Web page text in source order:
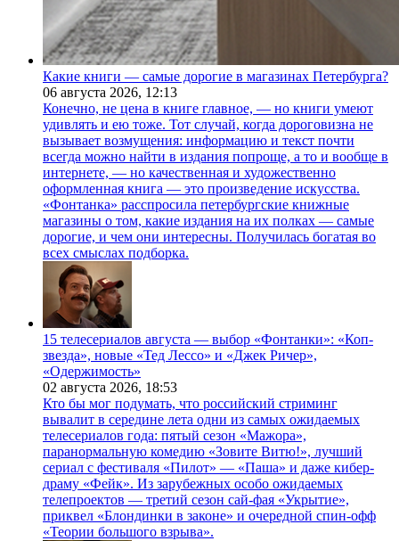
Какие книги — самые дорогие в магазинах Петербурга?
06 августа 2026, 12:13
Конечно, не цена в книге главное, — но книги умеют
удивлять и ею тоже. Тот случай, когда дороговизна не
вызывает возмущения: информацию и текст почти
всегда можно найти в издания попроще, а то и вообще в
интернете, — но качественная и художественно
оформленная книга — это произведение искусства.
«Фонтанка» расспросила петербургские книжные
магазины о том, какие издания на их полках — самые
дорогие, и чем они интересны. Получилась богатая во
всех смыслах подборка.
15 телесериалов августа — выбор «Фонтанки»: «Коп-
звезда», новые «Тед Лессо» и «Джек Ричер»,
«Одержимость»
02 августа 2026, 18:53
Кто бы мог подумать, что российский стриминг
вывалит в середине лета одни из самых ожидаемых
телесериалов года: пятый сезон «Мажора»,
паранормальную комедию «Зовите Витю!», лучший
сериал с фестиваля «Пилот» — «Паша» и даже кибер-
драму «Фейк». Из зарубежных особо ожидаемых
телепроектов — третий сезон сай-фая «Укрытие»,
приквел «Блондинки в законе» и очередной спин-офф
«Теории большого взрыва».